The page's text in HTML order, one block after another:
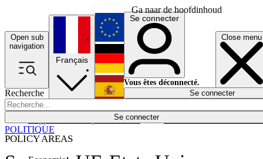
Ga naar de hoofdinhoud
Open sub
navigation
Close menu
Recherche
Se connecter
POLICY AREAS
Économie
Français
English
Deutsch
Español
Se connecter
Vous êtes déconnecté.
Se connecter
POLITIQUE